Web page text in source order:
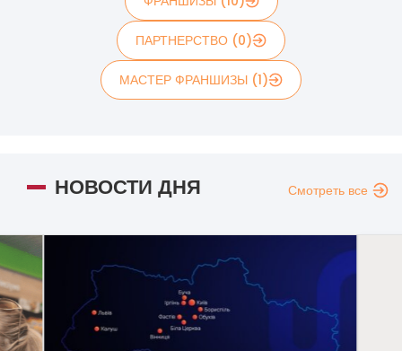
ПАРТНЕРСТВО (0)
МАСТЕР ФРАНШИЗЫ (1)
НОВОСТИ ДНЯ Смотреть все